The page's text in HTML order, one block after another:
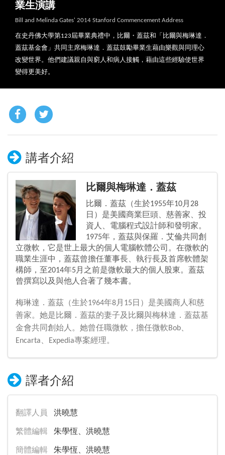
業生演講
Bill and Melinda Gates' 2014 Stanford Commencement Address
在史丹佛大學第123屆畢業典禮中，比爾・蓋茲和「比爾與梅琳達．
蓋茲基金會」共同主席梅琳達．蓋茲鼓勵畢業生藉由樂觀與同理心
改變世界。他們建議親自與窮人和病人接觸，藉由這些經驗使世界
變得更美好。
講者介紹
比爾與梅琳達．蓋茲
比爾．蓋茲（生於1955年10月28
日）是美國商業巨頭、慈善家、投
資人、電腦程式設計師和發明家。
1975年，蓋茲與保羅．艾倫共同創
立微軟，它是世上最大的個人電腦軟體公司。在微軟的
職業生涯中，蓋茲曾擔任董事長、執行長及首席軟體架
構師，至2014年5月之前是微軟最大的個人股東。蓋茲
曾撰寫以及與他人合著了幾本書。
梅琳達．蓋茲（生於1964年8月15日）是美國商人和慈
善家。她是比爾．蓋茲的妻子及比爾與梅林達．蓋茲基
金會共同創始人。她曾任職微軟，擔任微軟Bob、
Encarta、Expedia專案經理。
譯者介紹
翻譯人員 洪曉慧
繁體編輯 朱學恆、洪曉慧
簡體編輯 朱學恆、洪曉慧